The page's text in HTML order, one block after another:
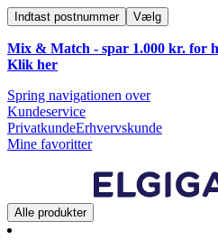
Indtast postnummer Vælg
Mix & Match - spar 1.000 kr. for
Klik her
Spring navigationen over
Kundeservice
PrivatkundeErhvervskunde
Mine favoritter
Alle produkter